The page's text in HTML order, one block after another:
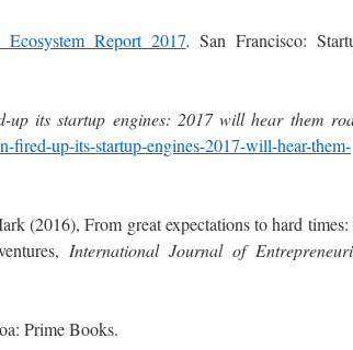
Ecosystem Report 2017. San Francisco:
up its startup engines: 2017 will hear them
fired-up-its-startup-engines-2017-will-hear-them-
(2016), From great expectations to hard
International Journal of
Prime Books.